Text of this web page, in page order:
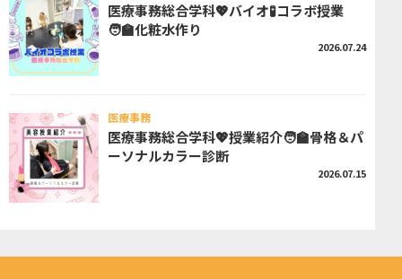
医療事務総合学科💖バイオ🧪コラボ授業
🧑‍🏫化粧水作り
2026.07.24
医療事務
医療事務総合学科💖授業紹介🧑‍🏫骨格＆パ
ーソナルカラー診断
2026.07.15